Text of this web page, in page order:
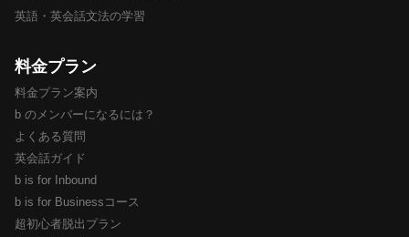
英語・英会話文法の学習
料金プラン
料金プラン案内
b のメンバーになるには？
よくある質問
英会話ガイド
b is for Inbound
b is for Businessコース
超初心者脱出プラン